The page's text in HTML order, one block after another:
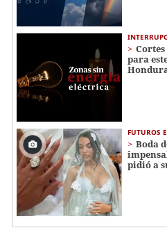
para
FUTUROS
Boda
pidió a